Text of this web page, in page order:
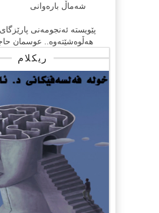
شەماڵ بارەوانی
پێویستە ئەنجومەنی
هەڵوەشێتەوە.. عوسمان
ریکلام